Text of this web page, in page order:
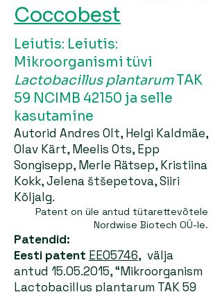
Coccobest
Leiutis: Leiutis:
Mikroorganismi tüvi
Lactobacillus plantarumTAK
59 NCIMB 42150 ja selle
kasutamine
Autorid Andres Olt, Helgi Kaldmäe,
Olav Kärt, Meelis Ots, Epp
Songisepp, Merle Rätsep, Kristiina
Kokk, Jelena štšepetova, Siiri
Kõljalg.
Patent on üle antud tütarettevõtele
Nordwise Biotech OÜ-le.
Patendid:
Eesti patent EE05746, välja
antud 15.05.2015, “Mikroorganism
Lactobacillus plantarum TAK 59